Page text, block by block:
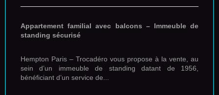
Appartement familial avec balcons – Immeuble de
standing sécurisé
Hempton Paris – Trocadéro vous propose à la vente, au
sein d’un immeuble de standing datant de 1956,
bénéficiant d’un service de...